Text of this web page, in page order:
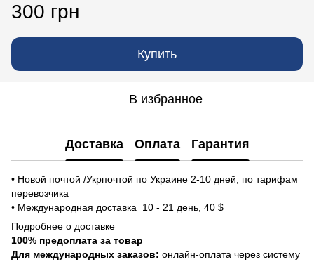
300 грн
Купить
В избранное
Доставка Оплата Гарантия
• Новой почтой /Укрпочтой по Украине 2-10 дней, по тарифам
перевозчика
• Международная доставка 10 - 21 день, 40 $
Подробнее о доставке
100% предоплата за товар
Для международных заказов: онлайн-оплата через систему